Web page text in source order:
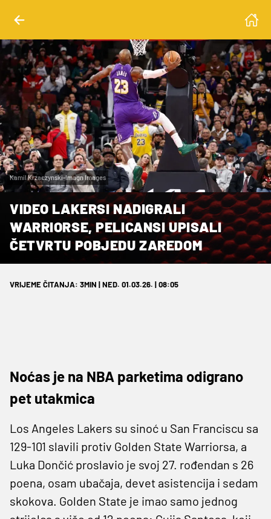
Kamil Krzaczynski-Imagn Images
VIDEO LAKERSI NADIGRALI
WARRIORSE, PELICANSI UPISALI
ČETVRTU POBJEDU ZAREDOM
VRIJEME ČITANJA: 3MIN | NED. 01.03.26. | 08:05
Noćas je na NBA parketima odigrano
pet utakmica
Los Angeles Lakers su sinoć u San Franciscu sa
129-101 slavili protiv Golden State Warriorsa, a
Luka Dončić proslavio je svoj 27. rođendan s 26
poena, osam ubačaja, devet asistencija i sedam
skokova. Golden State je imao samo jednog